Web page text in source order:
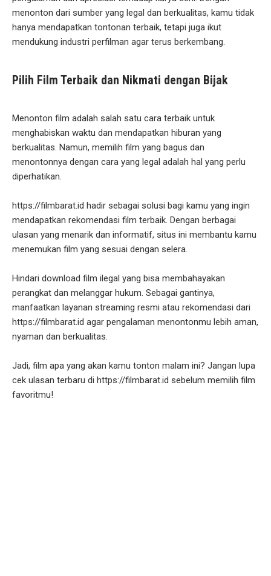
menonton dari sumber yang legal dan berkualitas, kamu tidak
hanya mendapatkan tontonan terbaik, tetapi juga ikut
mendukung industri perfilman agar terus berkembang.
Pilih Film Terbaik dan Nikmati dengan Bijak
Menonton film adalah salah satu cara terbaik untuk
menghabiskan waktu dan mendapatkan hiburan yang
berkualitas. Namun, memilih film yang bagus dan
menontonnya dengan cara yang legal adalah hal yang perlu
diperhatikan.
https://filmbarat.id hadir sebagai solusi bagi kamu yang ingin
mendapatkan rekomendasi film terbaik. Dengan berbagai
ulasan yang menarik dan informatif, situs ini membantu kamu
menemukan film yang sesuai dengan selera.
Hindari download film ilegal yang bisa membahayakan
perangkat dan melanggar hukum. Sebagai gantinya,
manfaatkan layanan streaming resmi atau rekomendasi dari
https://filmbarat.id agar pengalaman menontonmu lebih aman,
nyaman dan berkualitas.
Jadi, film apa yang akan kamu tonton malam ini? Jangan lupa
cek ulasan terbaru di https://filmbarat.id sebelum memilih film
favoritmu!